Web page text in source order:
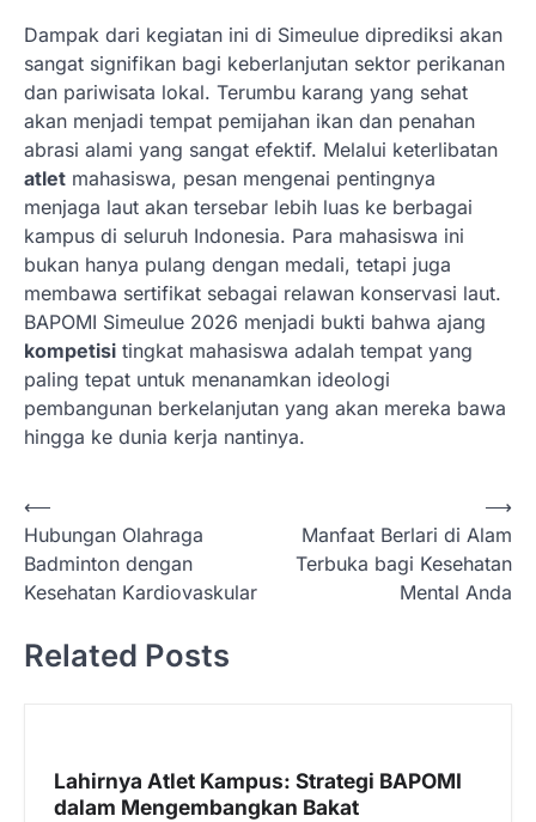
Dampak dari kegiatan ini di Simeulue diprediksi akan
sangat signifikan bagi keberlanjutan sektor perikanan
dan pariwisata lokal. Terumbu karang yang sehat
akan menjadi tempat pemijahan ikan dan penahan
abrasi alami yang sangat efektif. Melalui keterlibatan
atlet mahasiswa, pesan mengenai pentingnya
menjaga laut akan tersebar lebih luas ke berbagai
kampus di seluruh Indonesia. Para mahasiswa ini
bukan hanya pulang dengan medali, tetapi juga
membawa sertifikat sebagai relawan konservasi laut.
BAPOMI Simeulue 2026 menjadi bukti bahwa ajang
kompetisi tingkat mahasiswa adalah tempat yang
paling tepat untuk menanamkan ideologi
pembangunan berkelanjutan yang akan mereka bawa
hingga ke dunia kerja nantinya.
N
a
v
g
⟵
Hubungan Olahraga
Badminton dengan
Kesehatan Kardiovaskular
Manfaat Berlari di Alam
Terbuka bagi Kesehatan
Mental Anda
⟶
Related Posts
Lahirnya Atlet Kampus: Strategi BAPOMI
dalam Mengembangkan Bakat